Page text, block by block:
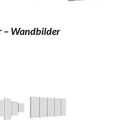
– Wandbilder